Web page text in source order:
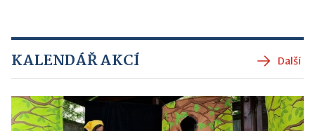
KALENDÁŘ AKCÍ Další